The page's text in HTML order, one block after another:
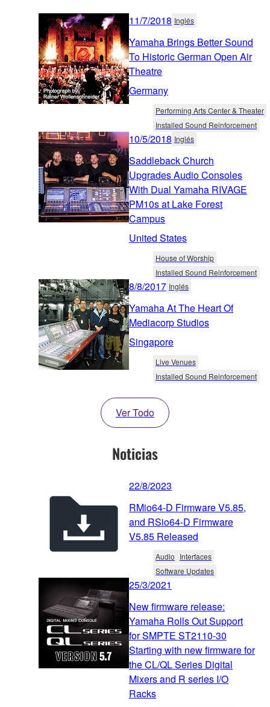
11/7/2018 Inglés
Yamaha Brings Better Sound
To Historic German Open Air
Theatre
Germany
Performing Arts Center & Theater
Installed Sound Reinforcement
10/5/2018 Inglés
Saddleback Church
Upgrades Audio Consoles
With Dual Yamaha RIVAGE
PM10s at Lake Forest
Campus
United States
House of Worship
Installed Sound Reinforcement
8/8/2017 Inglés
Yamaha At The Heart Of
Mediacorp Studios
Singapore
Live Venues
Installed Sound Reinforcement
Ver Todo
Noticias
22/8/2023
RMio64-D Firmware V5.85,
and RSio64-D Firmware
V5.85 Released
Audio Interfaces
Software Updates
25/3/2021
New firmware release:
Yamaha Rolls Out Support
for SMPTE ST2110-30
Starting with new firmware for
the CL/QL Series Digital
Mixers and R series I/O
Racks